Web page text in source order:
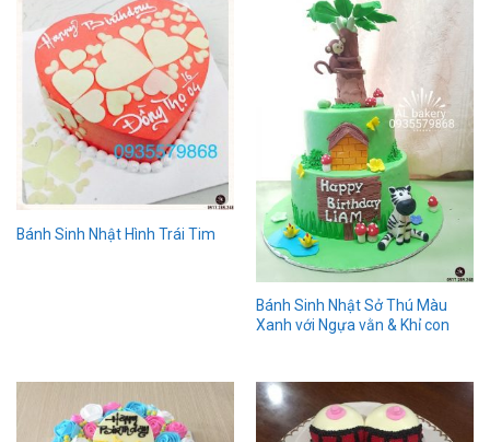
Bánh Sinh Nhật Hình Trái Tim
Bánh Sinh Nhật Sở Thú Màu
Xanh với Ngựa vằn & Khỉ con